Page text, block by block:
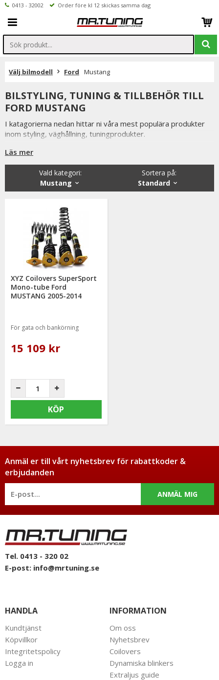
0413 - 32002 Order före kl 12 skickas samma dag
Välj bilmodell Ford Mustang
BILSTYLING, TUNING & TILLBEHÖR TILL
FORD MUSTANG
I katagorierna nedan hittar ni våra mest populära produkter
inom styling, väghållning, tuningprodukter.
Är det något som du funderar över eller inte hittar i vårt
Till Ford Mustang.
Läs mer
Sortera på:
Standard
Vald kategori:
Mustang
XYZ Coilovers SuperSport
Mono-tube Ford
MUSTANG 2005-2014
För gata och bankörning
15 109 kr
KÖP
Anmäl er till vårt nyhetsbrev för rabattkoder &
erbjudanden
ANMÄL MIG
Tel. 0413 - 320 02
E-post: info@mrtuning.se
HANDLA
Kundtjänst
Köpvillkor
Integritetspolicy
Logga in
INFORMATION
Om oss
Nyhetsbrev
Coilovers
Dynamiska blinkers
Extraljus guide